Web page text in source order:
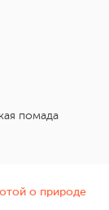
помада
о природе